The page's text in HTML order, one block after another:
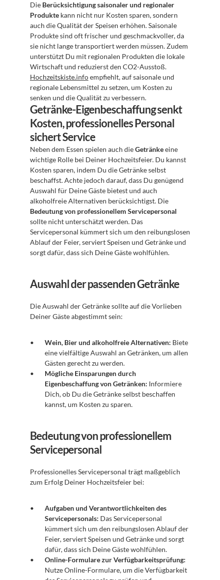
Die Berücksichtigung saisonaler und regionaler
Produkte kann nicht nur Kosten sparen, sondern
auch die Qualität der Speisen erhöhen. Saisonale
Produkte sind oft frischer und geschmackvoller, da
sie nicht lange transportiert werden müssen. Zudem
unterstützt Du mit regionalen Produkten die lokale
Hochzeitskiste.info empfiehlt, auf saisonale und
regionale Lebensmittel zu setzen, um Kosten zu
senken und die Qualität zu verbessern.
Getränke-Eigenbeschaffung senkt
Kosten, professionelles Personal
sichert Service
Neben dem Essen spielen auch die Getränke eine
wichtige Rolle bei Deiner Hochzeitsfeier. Du kannst
Kosten sparen, indem Du die Getränke selbst
beschaffst. Achte jedoch darauf, dass Du genügend
Auswahl für Deine Gäste bietest und auch
Bedeutung von professionellem Servicepersonal
sollte nicht unterschätzt werden. Das
Servicepersonal kümmert sich um den reibungslosen
Ablauf der Feier, serviert Speisen und Getränke und
sorgt dafür, dass sich Deine Gäste wohlfühlen.
Auswahl der passenden Getränke
Die Auswahl der Getränke sollte auf die Vorlieben
Deiner Gäste abgestimmt sein:
Wein, Bier und alkoholfreie Alternativen: Biete
eine vielfältige Auswahl an Getränken, um allen
Gästen gerecht zu werden.
Mögliche Einsparungen durch
Eigenbeschaffung von Getränken: Informiere
Dich, ob Du die Getränke selbst beschaffen
kannst, um Kosten zu sparen.
Bedeutung von professionellem
Servicepersonal
Professionelles Servicepersonal trägt maßgeblich
zum Erfolg Deiner Hochzeitsfeier bei:
Aufgaben und Verantwortlichkeiten des
Servicepersonals: Das Servicepersonal
kümmert sich um den reibungslosen Ablauf der
Feier, serviert Speisen und Getränke und sorgt
dafür, dass sich Deine Gäste wohlfühlen.
Online-Formulare zur Verfügbarkeitsprüfung:
Nutze Online-Formulare, um die Verfügbarkeit